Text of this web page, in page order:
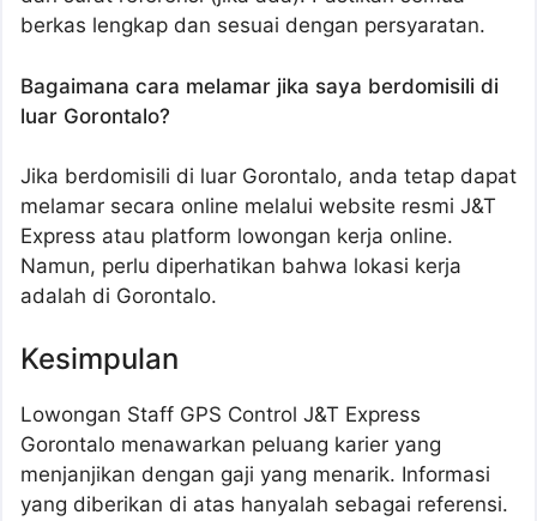
berkas lengkap dan sesuai dengan persyaratan.
Bagaimana cara melamar jika saya berdomisili di
luar Gorontalo?
Jika berdomisili di luar Gorontalo, anda tetap dapat
melamar secara online melalui website resmi J&T
Express atau platform lowongan kerja online.
Namun, perlu diperhatikan bahwa lokasi kerja
adalah di Gorontalo.
Kesimpulan
Lowongan Staff GPS Control J&T Express
Gorontalo menawarkan peluang karier yang
menjanjikan dengan gaji yang menarik. Informasi
yang diberikan di atas hanyalah sebagai referensi.